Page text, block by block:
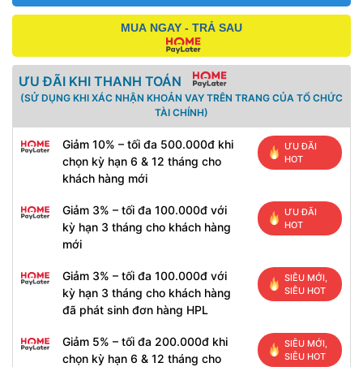
MUA NGAY - TRẢ SAU
ƯU ĐÃI KHI THANH TOÁN
(SỬ DỤNG KHI XÁC NHẬN KHOẢN VAY TRÊN TRANG CỦA TỔ CHỨC
TÀI CHÍNH)
Giảm 10% – tối đa 500.000đ khi
chọn kỳ hạn 6 & 12 tháng cho
khách hàng mới
ƯU ĐÃI
HOT
Giảm 3% – tối đa 100.000đ với
kỳ hạn 3 tháng cho khách hàng
mới
ƯU ĐÃI
HOT
Giảm 3% – tối đa 100.000đ với
kỳ hạn 3 tháng cho khách hàng
đã phát sinh đơn hàng HPL
SIÊU MỚI,
SIÊU HOT
Giảm 5% – tối đa 200.000đ khi
chọn kỳ hạn 6 & 12 tháng cho
SIÊU MỚI,
SIÊU HOT